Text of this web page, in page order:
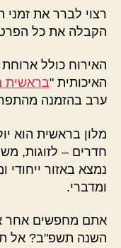
רצוי לברר את
הקבלה את כל
האירוח כולל
האיכותית "בראשית
ערב בהזמנה
מלון בראשית הוא
חדרים – לזוגות,
נמצא באזור ייחודי
ומדברי.
אתם מחפשים אחר
השנה תשפ"ב? אל